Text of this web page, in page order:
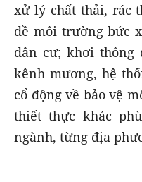
xử lý chất thải, rác
đề môi trường bức
dân cư; khơi thông
kênh mương, hệ
cổ động về bảo vệ
thiết thực khác
ngành, từng địa